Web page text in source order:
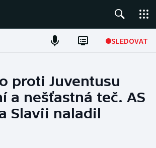
SLEDOVAT
proti Juventusu
a nešťastná teč. AS
Slavii naladil